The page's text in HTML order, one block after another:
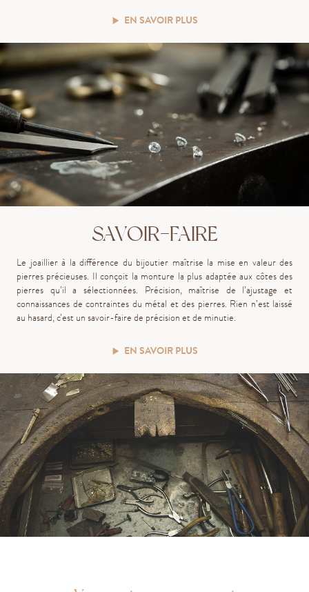
EN SAVOIR PLUS
SAVOIR-FAIRE
Le joaillier à la différence du bijoutier maîtrise la mise en valeur des
pierres précieuses. Il conçoit la monture la plus adaptée aux côtes des
pierres qu’il a sélectionnées. Précision, maîtrise de l’ajustage et
connaissances de contraintes du métal et des pierres. Rien n’est laissé
au hasard, c’est un savoir-faire de précision et de minutie.
EN SAVOIR PLUS